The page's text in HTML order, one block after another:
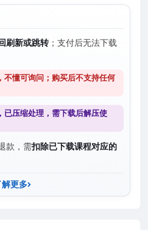
刷新或跳转；支付后无法下载
不懂可询问；购买后不支持任何
已压缩处理，需下载后解压使
款，需扣除已下载课程对应的
解更多